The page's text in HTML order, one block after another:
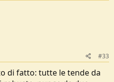
#33
di fatto: tutte le tende da